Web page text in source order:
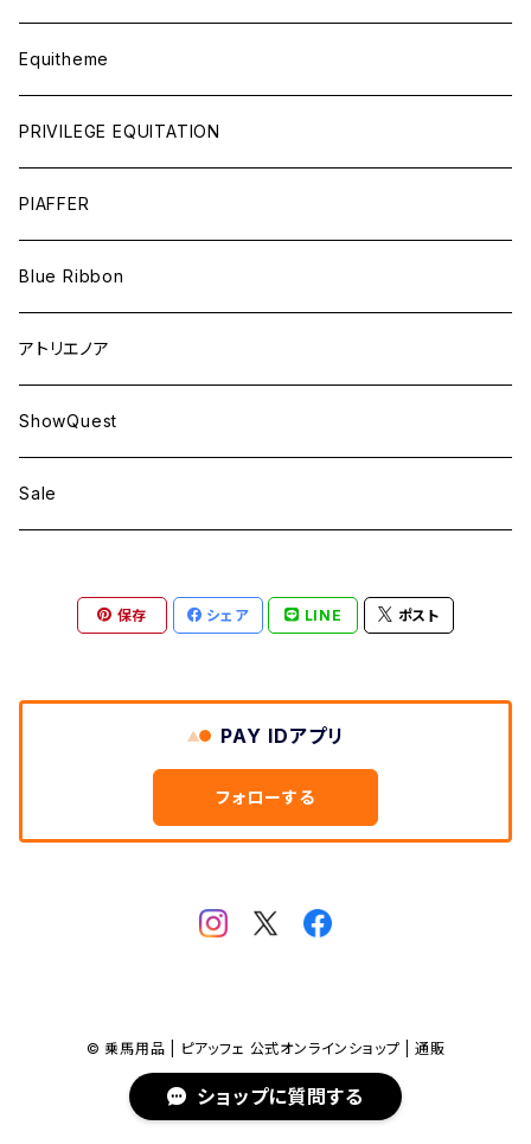
Equitheme
PRIVILEGE EQUITATION
PIAFFER
Blue Ribbon
アトリエノア
ShowQuest
Sale
保存 シェア LINE ポスト
PAY IDアプリ
フォローする
© 乗馬用品 | ピアッフェ 公式オンラインショップ | 通販
ショップに質問する